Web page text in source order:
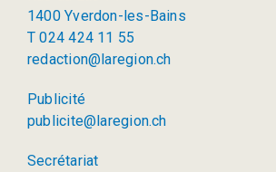
1400 Yverdon-les-Bains
T 024 424 11 55
redaction@laregion.ch
Publicité
publicite@laregion.ch
Secrétariat